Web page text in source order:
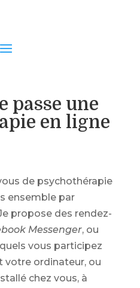
passe une
en ligne
de psychothérapie
ensemble par
propose des rendez-
Messenger, ou
vous participez
votre ordinateur, ou
chez vous, à